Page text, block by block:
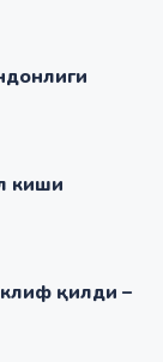
киши
қилди –